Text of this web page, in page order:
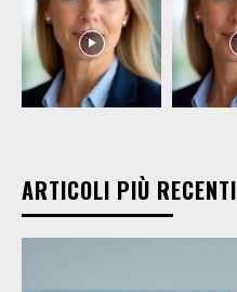
ARTICOLI PIÙ RECENTI